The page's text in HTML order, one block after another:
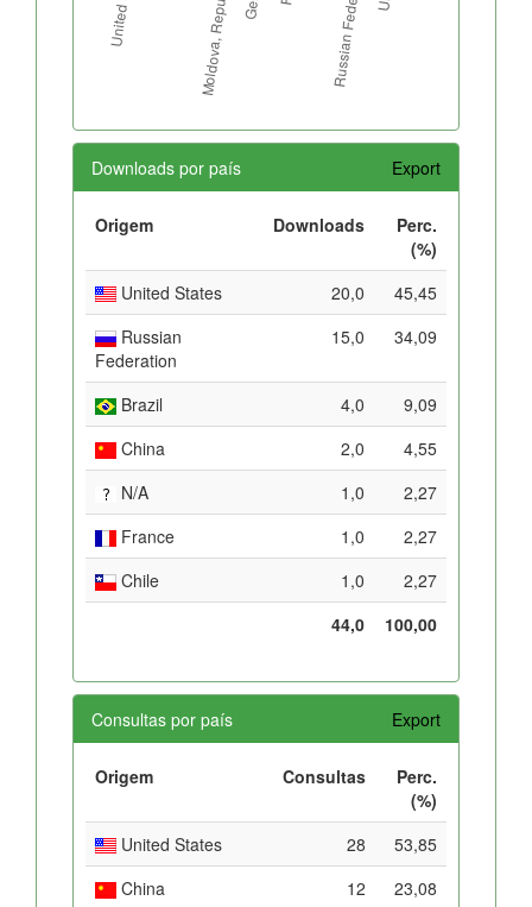
Downloads por país Export
Origem Downloads
Perc.
(%)
United States
20,0
45,45
Russian
Federation
15,0 34,09
Brazil 4,0
9,09
China
2,0
4,55
N/A
1,0
2,27
France
1,0
2,27
Chile
1,0
2,27
44,0
100,00
Consultas por país Export
Origem Consultas
Perc.
(%)
United States
28
53,85
China
12
23,08